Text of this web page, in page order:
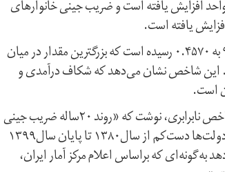
شهری ۰.۳۸۳۵ اعلام شده است که نسبت به سال قبل ۰.۰۰۰۸ واحد افزایش یافته است و ضریب جینی خانوارهای
بنابر اعلام مرکز آمار ضریب جینی در استان سیستان و بلوچستان در سال ۹۹ به ۰.۴۵۷۰ رسیده است که بزرگترین مقدار در میان
این شاخص نشان می‌دهد که شکاف درآمدی و
است.
روزنامه همشهری در همین باره با اشاره به افزایش ضریب جینی به عنوان شاخص نابرابری، نوشت که «روند ۲۰ساله ضریب جینی
به‌عنوان شاخص توزیع درآمد در ایران بیانگر این واقعیت است که سیاست دولت‌ها دست‌کم از سال۱۳۸۰ تا پایان سال۱۳۹۹
که براساس اعلام مرکز آمار ایران،